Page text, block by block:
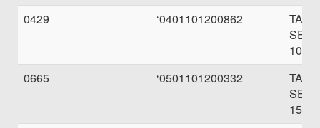
0429
‘0401101200862
0665
‘0501101200332